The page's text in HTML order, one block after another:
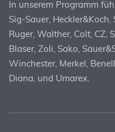
In unserem Programm
Sig-Sauer,
Ruger, Walther, Colt, CZ,
Blaser, Zoli, Sako,
Winchester, Merkel,
Diana, und Umarex.